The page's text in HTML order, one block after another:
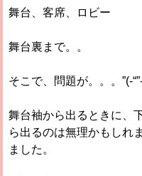
舞台、客席、ロビー
舞台裏まで。。
そこで、問題が。。。”(-
舞台袖から出るときに、
ら出るのは無理かもしれ
ました。